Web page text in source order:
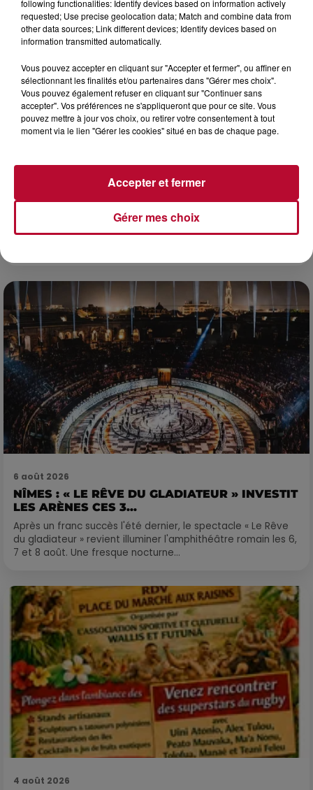
6 août 2026
NÎMES : « LE RÊVE DU GLADIATEUR » INVESTIT
LES ARÈNES CES 3...
Après un franc succès l'été dernier, le spectacle « Le Rêve
du gladiateur » revient illuminer l'amphithéâtre romain les 6,
7 et 8 août. Une fresque nocturne...
4 août 2026
following functionalities: Identify devices based on information actively
requested; Use precise geolocation data; Match and combine data from
other data sources; Link different devices; Identify devices based on
information transmitted automatically.
Vous pouvez accepter en cliquant sur "Accepter et fermer", ou affiner en
sélectionnant les finalités et/ou partenaires dans "Gérer mes choix".
Vous pouvez également refuser en cliquant sur "Continuer sans
accepter". Vos préférences ne s'appliqueront que pour ce site. Vous
pouvez mettre à jour vos choix, ou retirer votre consentement à tout
moment via le lien "Gérer les cookies" situé en bas de chaque page.
Gérer mes choix
Accepter et fermer